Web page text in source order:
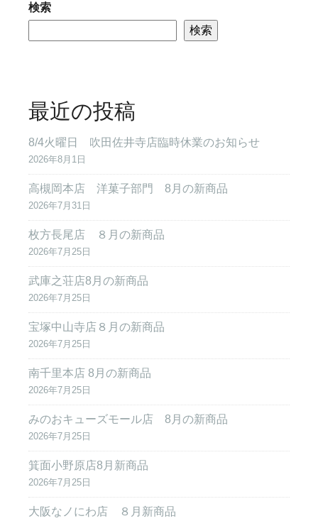
検索
検索
最近の投稿
8/4火曜日 吹田佐井寺店臨時休業のお知らせ
2026年8月1日
高槻岡本店 洋菓子部門 8月の新商品
2026年7月31日
枚方長尾店 ８月の新商品
2026年7月25日
武庫之荘店8月の新商品
2026年7月25日
宝塚中山寺店８月の新商品
2026年7月25日
南千里本店 8月の新商品
2026年7月25日
みのおキューズモール店 8月の新商品
2026年7月25日
箕面小野原店8月新商品
2026年7月25日
大阪なノにわ店 ８月新商品